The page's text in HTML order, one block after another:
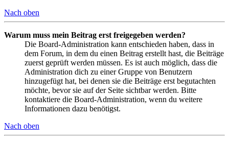
Nach oben
Warum muss mein Beitrag erst freigegeben werden?
Die Board-Administration kann entschieden haben, dass in
dem Forum, in dem du einen Beitrag erstellt hast, die Beiträge
zuerst geprüft werden müssen. Es ist auch möglich, dass die
Administration dich zu einer Gruppe von Benutzern
hinzugefügt hat, bei denen sie die Beiträge erst begutachten
möchte, bevor sie auf der Seite sichtbar werden. Bitte
kontaktiere die Board-Administration, wenn du weitere
Informationen dazu benötigst.
Nach oben